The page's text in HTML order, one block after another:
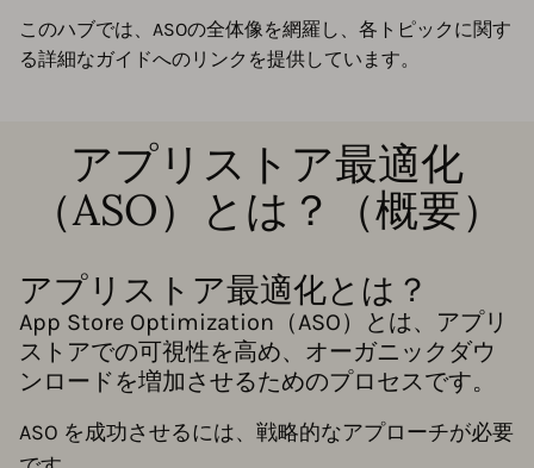
このハブでは、ASOの全体像を網羅し、各トピックに関す
る詳細なガイドへのリンクを提供しています。
アプリストア最適化
（ASO）とは？（概要）
アプリストア最適化とは？
App Store Optimization（ASO）とは、アプリ
ストアでの可視性を高め、オーガニックダウ
ンロードを増加させるためのプロセスです。
ASO を成功させるには、戦略的なアプローチが必要